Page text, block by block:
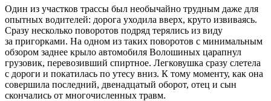
Один из участков трассы был необычайно трудным даже для
опытных водителей: дорога уходила вверх, круто извиваясь.
Сразу несколько поворотов подряд терялись из виду
за пригорками. На одном из таких поворотов с минимальным
обзором заднее крыло автомобиля Волошиных царапнул
грузовик, перевозивший спиртное. Легковушка сразу слетела
с дороги и покатилась по утесу вниз. К тому моменту, как она
совершила последний, двенадцатый оборот, отец и сын
скончались от многочисленных травм.